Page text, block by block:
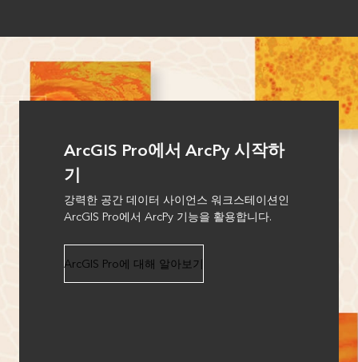
ArcGIS Pro에서 ArcPy 시작하
기
강력한 공간 데이터 사이언스 워크스테이션인
ArcGIS Pro에서 ArcPy 기능을 활용합니다.
ArcGIS Pro에 대해 알아보기